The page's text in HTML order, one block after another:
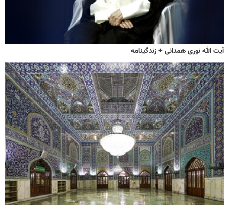
آیت الله نوری همدانی + زندگینامه